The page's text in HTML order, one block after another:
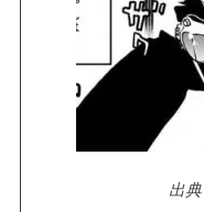
出